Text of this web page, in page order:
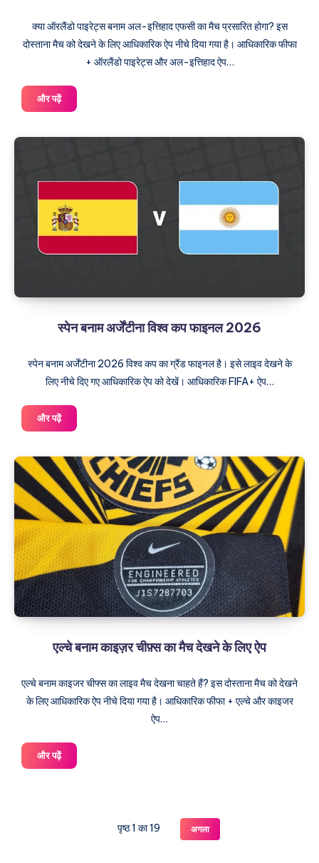
क्या ऑरलैंडो पाइरेट्स बनाम अल-इत्तिहाद एफसी का मैच प्रसारित होगा? इस
दोस्ताना मैच को देखने के लिए आधिकारिक ऐप नीचे दिया गया है। आधिकारिक फीफा
+ ऑरलैंडो पाइरेट्स और अल-इत्तिहाद ऐप…
और पढ़ेंऑरलैंडो
पाइरेट्स
एफसी
स्पेन बनाम अर्जेंटीना विश्व कप फाइनल 2026
स्पेन बनाम अर्जेंटीना 2026 विश्व कप का ग्रैंड फाइनल है। इसे लाइव देखने के
लिए नीचे दिए गए आधिकारिक ऐप को देखें। आधिकारिक FIFA+ ऐप…
और पढ़ेंस्पेन
बनाम
विश्व
कप
फाइनल
2026
एल्चे बनाम काइज़र चीफ़्स का मैच देखने के लिए ऐप
एल्चे बनाम काइजर चीफ्स का लाइव मैच देखना चाहते हैं? इस दोस्ताना मैच को देखने
के लिए आधिकारिक ऐप नीचे दिया गया है। आधिकारिक फीफा + एल्चे और काइजर
ऐप…
और पढ़ेंएल्चे
बनाम
पृष्ठ 1 का 19 अगला